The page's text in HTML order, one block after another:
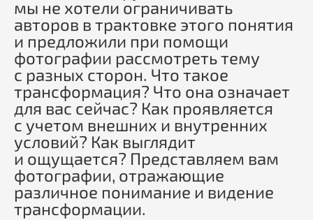
мы не хотели ограничивать
авторов в трактовке этого понятия
и предложили при помощи
фотографии рассмотреть тему
с разных сторон. Что такое
трансформация? Что она означает
для вас сейчас? Как проявляется
с учетом внешних и внутренних
условий? Как выглядит
и ощущается? Представляем вам
фотографии, отражающие
различное понимание и видение
трансформации.